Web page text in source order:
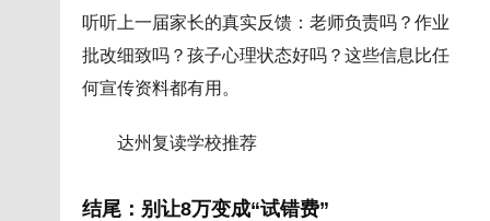
听听上一届家长的真实反馈：老师负责吗？作业
批改细致吗？孩子心理状态好吗？这些信息比任
何宣传资料都有用。
达州复读学校推荐
结尾：别让8万变成“试错费”